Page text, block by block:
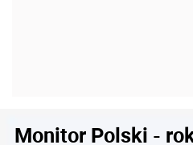
Monitor Polski -